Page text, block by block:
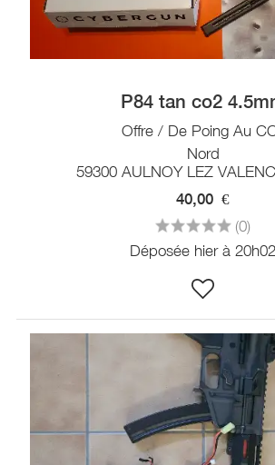
P84 tan co2
Offre / De Poing Au
Nord
59300 AULNOY LEZ
40,00 €
(0)
Déposée hier à 20h02